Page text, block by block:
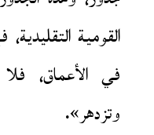
القومية
في الأعماق،
وتزدهر».